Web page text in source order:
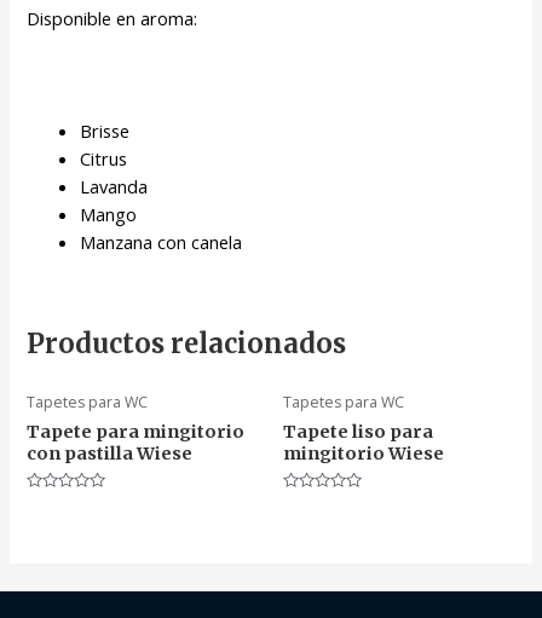
Disponible en aroma:
Brisse
Citrus
Lavanda
Mango
Manzana con canela
Productos relacionados
Tapetes para WC
Tapete para mingitorio
con pastilla Wiese
Tapetes para WC
Tapete liso para
mingitorio Wiese